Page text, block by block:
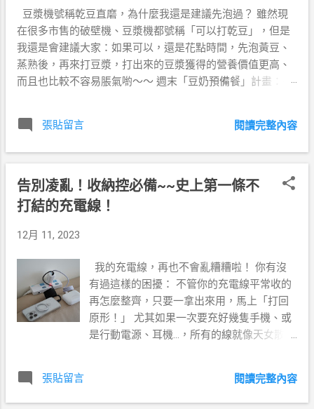
豆漿機號稱乾豆直磨，為什麼我還是建議先泡過？ 雖然現
在很多市售的破壁機、豆漿機都號稱「可以打乾豆」，但是
我還是會建議大家：如果可以，還是花點時間，先泡黃豆、
蒸熟後，再來打豆漿，打出來的豆漿獲得的營養價值更高、
而且也比較不容易脹氣喲～～ 週末「豆奶預備餐」計畫：平
日，把黃豆洗淨、浸泡。隔天將泡好的豆子倒掉水、再次洗
淨，放進電鍋蒸熟。等放涼後，依照一次的飲用量分裝成小
餅」，幾分鐘就能變出熱騰騰的營養豆漿！ 解密黃豆浸泡：
黃金比例 1：3 與真空加速法 泡豆的關鍵在於水要足： 1 份
黃豆配 3 份水。 黃豆浸泡後會膨脹 2 到 2.5 倍，如果水加太
少，豆子會露出來「呼吸」，導致吸水不均，口感就會打折
扣～足夠的水量也能更有效地溶出造成脹氣的低聚醣與影響
果你家有真空保鮮盒，推薦大家可以用真空保鮮盒來泡黃
豆。因為在負壓真空狀態下，水分會被「壓」進黃豆細小的
孔隙裡，浸泡的速度會比一般盒子快。原本需要泡 6-8 小
時，在真空盒裡可能 4 小時就達到飽和了喲 ~ 但是使用真
空保鮮盒時要特別注意：要確保妳的食材加水後，不要超過
重點筆記：泡豆的水，一定要倒掉！ 千萬不要覺得那碗黃黃
濃濃的水是精華，其實裡面藏著： 低聚醣 ：這是脹氣的元
張貼留言 閱讀完整內容
告別凌亂！收納控必備~~史上第一條不
打結的充電線！
12月 11, 2023
我的充電線，再也不會亂糟糟啦！ 你有沒
有過這樣的困擾： 不管你的充電線平常收的
再怎麼整齊，只要一拿出來用，馬上「打回
原形！」 尤其如果一次要充好幾隻手機、或
是行動電源、耳機…，所有的線就像天女散花
不下來這樣的場景！終於，市面上新出了一
款「 Mag Cable 史上第一條不會打結的充電
張貼留言 閱讀完整內容